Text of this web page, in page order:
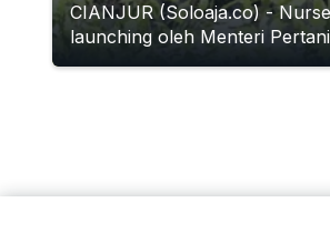
CIANJUR (Soloaja.co) -
launching oleh Menteri